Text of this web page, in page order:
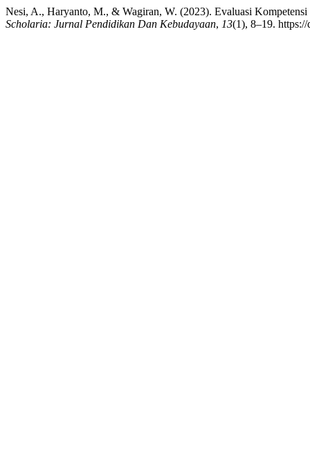
Nesi, A., Haryanto, M., & Wagiran, W. (2023). Evaluasi
Scholaria: Jurnal Pendidikan Dan Kebudayaan, 13(1), 8–19.